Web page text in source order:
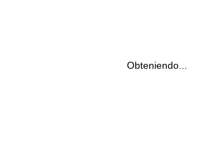
Obteniendo...